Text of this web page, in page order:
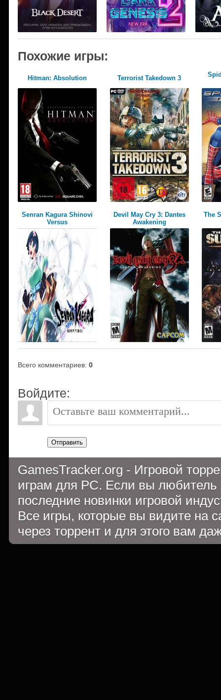
Похожие игры:
Hitman: Absolution Terrorist Takedown 3
Senran Kagura Shinovi
Versus
Devil May Cry 3: Dantes
Awakening
The
Всего комментариев: 0
Войдите:
Отправить
GamesTracker.org - Игровой
играм для PC. Если вы
последние новинки игровой
Все игры, которые вы видите на
через торрент и для этого вам